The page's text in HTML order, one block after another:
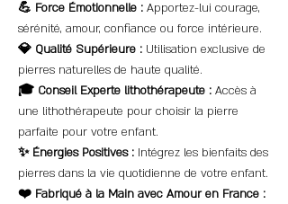
💪 Force Émotionnelle : Apportez-lui courage,
sérénité, amour, confiance ou force intérieure.
💎 Qualité Supérieure : Utilisation exclusive de
pierres naturelles de haute qualité.
🎓 Conseil Experte lithothérapeute : Accès à
une lithothérapeute pour choisir la pierre
parfaite pour votre enfant.
✨ Énergies Positives : Intégrez les bienfaits des
pierres dans la vie quotidienne de votre enfant.
❤️ Fabriqué à la Main avec Amour en France :